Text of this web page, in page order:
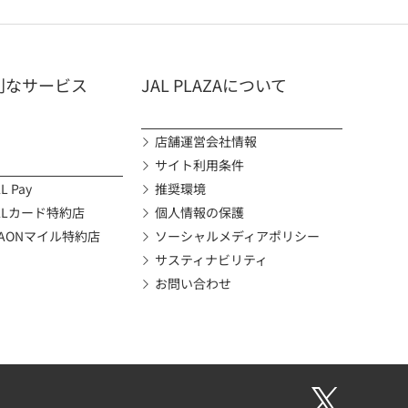
なサービス
Pay
カード特約店
マイル特約店
JAL PLAZAについて
店舗運営会社情報
サイト利用条件
推奨環境
個人情報の保護
ソーシャルメディアポリシー
サスティナビリティ
お問い合わせ